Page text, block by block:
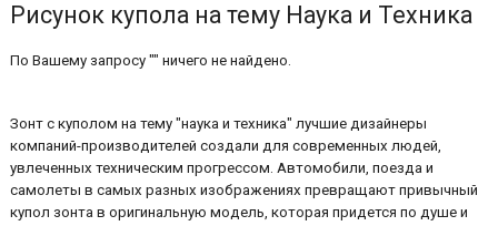
Рисунок купола на тему Наука и Техника
По Вашему запросу "" ничего не найдено.
Зонт с куполом на тему "наука и техника" лучшие дизайнеры
компаний-производителей создали для современных людей,
увлеченных техническим прогрессом. Автомобили, поезда и
самолеты в самых разных изображениях превращают привычный
купол зонта в оригинальную модель, которая придется по душе и